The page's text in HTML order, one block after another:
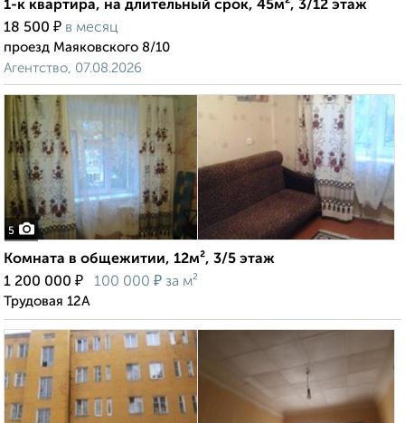
1-к квартира, на длительный срок, 45м², 3/12 этаж
18 500 ₽ в месяц
проезд Маяковского 8/10
Агентство, 07.08.2026
5
Комната в общежитии, 12м², 3/5 этаж
1 200 000 ₽ 100 000 ₽ за м²
Трудовая 12А